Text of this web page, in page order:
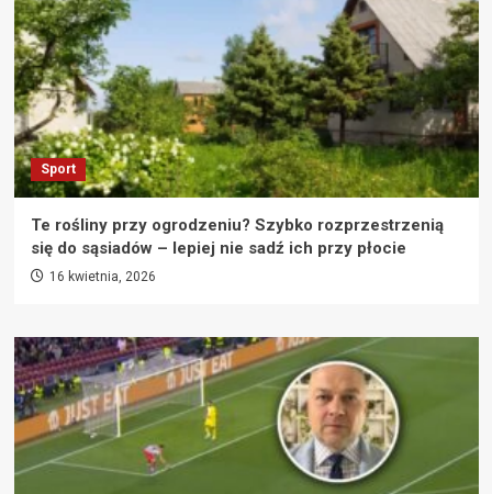
Sport
Te rośliny przy ogrodzeniu? Szybko rozprzestrzenią
się do sąsiadów – lepiej nie sadź ich przy płocie
16 kwietnia, 2026